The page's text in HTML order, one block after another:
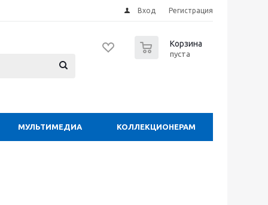
Вход Регистрация
Корзина
пуста
МУЛЬТИМЕДИА КОЛЛЕКЦИОНЕРАМ